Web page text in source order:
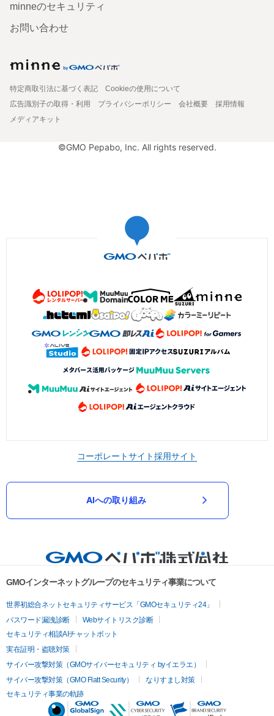
minneのセキュリティ
お問い合わせ
特定商取引法に基づく表記
Cookieの使用について
広告識別子の取得・利用
プライバシーポリシー 会社概要
採用情報
メディアキット
©GMO Pepabo, Inc. All rights reserved.
コーポレートサイト採用サイト
AIへの取り組み
GMOインターネットグループのセキュリティ事業について
世界初総合ネットセキュリティサービス「GMOセキュリティ24」
パスワード漏洩診断
Webサイトリスク診断
セキュリティ相談AIチャットボット
実在証明・盗聴対策
サイバー攻撃対策（GMOサイバーセキュリティ byイエラエ）
サイバー攻撃対策（GMO Flatt Security）
なりすまし対策
セキュリティ事業の軌跡